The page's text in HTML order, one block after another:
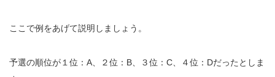
ここで例をあげて説明しましょう。
予選の順位が１位：A、２位：B、３位：C、４位：Dだったとしま